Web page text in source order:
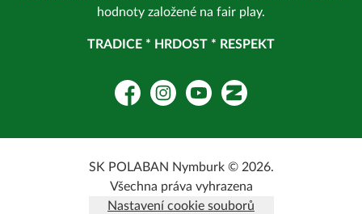
hodnoty založené na fair play.
TRADICE * HRDOST * RESPEKT
FacebookInstagramYouTubeZonerama
SK POLABAN Nymburk © 2026.
Všechna práva vyhrazena
Nastavení cookie souborů